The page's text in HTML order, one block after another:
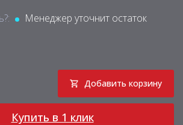
Менеджер уточнит остаток
Добавить корзину
Купить в 1 клик